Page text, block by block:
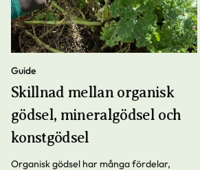
Guide
Skillnad mellan organisk
gödsel, mineralgödsel och
konstgödsel
Organisk gödsel har många fördelar,